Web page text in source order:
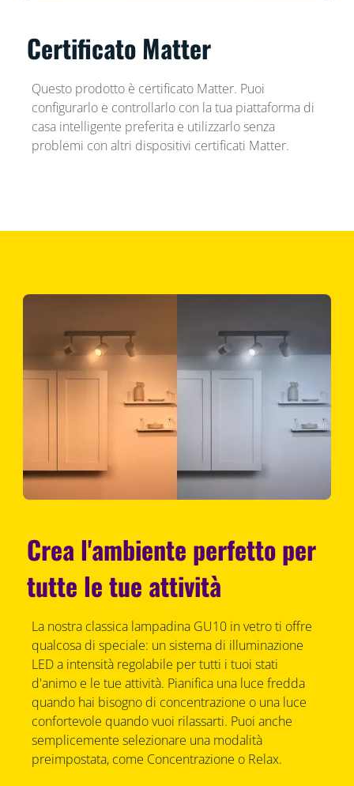
Certificato Matter
Questo prodotto è certificato Matter. Puoi
configurarlo e controllarlo con la tua piattaforma di
casa intelligente preferita e utilizzarlo senza
problemi con altri dispositivi certificati Matter.
Crea l'ambiente perfetto per
tutte le tue attività
La nostra classica lampadina GU10 in vetro ti offre
qualcosa di speciale: un sistema di illuminazione
LED a intensità regolabile per tutti i tuoi stati
d'animo e le tue attività. Pianifica una luce fredda
quando hai bisogno di concentrazione o una luce
confortevole quando vuoi rilassarti. Puoi anche
semplicemente selezionare una modalità
preimpostata, come Concentrazione o Relax.